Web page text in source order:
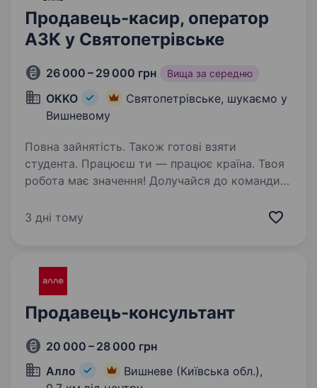
Продавець-касир, оператор
АЗК у Святопетрівське
26 000 – 29 000 грн Вища за середню
OKKO
Святопетрівське, шукаємо у
Вишневому
Повна зайнятість. Також готові взяти
студента. Працюєш ти — працює країна. Твоя
робота має значення! Долучайся до команди
разом! Шукаємо ПРОДАВЦЯ-КАСИРА
3 дні тому
Продавець-консультант
20 000 – 28 000 грн
Алло
Вишневе (Київська обл.),